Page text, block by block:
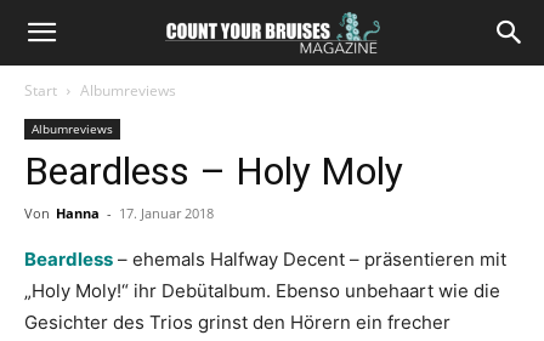
Start Albumreviews
Albumreviews
Beardless – Holy Moly
Von Hanna - 17. Januar 2018
Beardless – ehemals Halfway Decent – präsentieren mit
„Holy Moly!“ ihr Debütalbum. Ebenso unbehaart wie die
Gesichter des Trios grinst den Hörern ein frecher